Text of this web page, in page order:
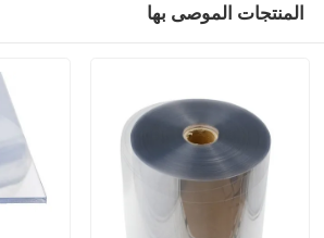
المنتجات الموصى بها